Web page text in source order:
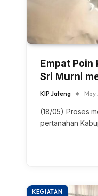
Empat
Sri Murni
KIP Jateng May
(18/05) Proses
pertanahan
KEGIATAN